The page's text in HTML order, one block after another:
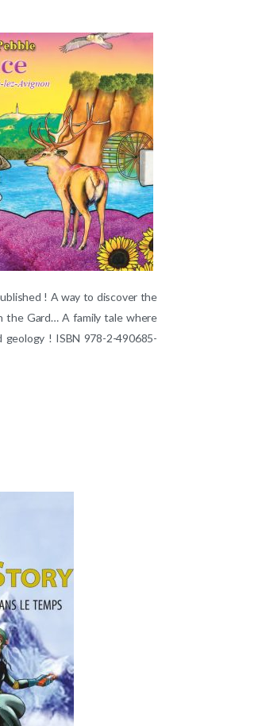
! A way to discover the
the Gard… A family tale where
! ISBN 978-2-490685-